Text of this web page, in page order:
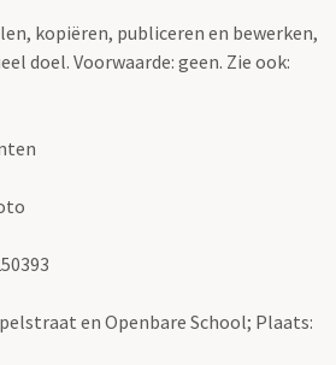
kopiëren, publiceren en bewerken,
doel. Voorwaarde: geen. Zie ook:
en Openbare School; Plaats: